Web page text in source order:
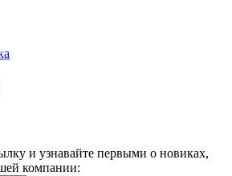
и узнавайте первыми о новиках,
компании: